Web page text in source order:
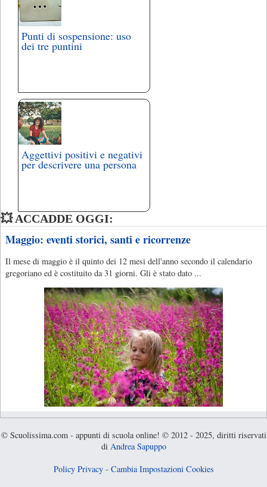
Punti di sospensione: uso
dei tre puntini
Aggettivi positivi e negativi
per descrivere una persona
💥 ACCADDE OGGI:
Maggio: eventi storici, santi e ricorrenze
Il mese di maggio è il quinto dei 12 mesi dell'anno secondo il calendario
gregoriano ed è costituito da 31 giorni. Gli è stato dato ...
© Scuolissima.com - appunti di scuola online! © 2012 - 2025, diritti riservati
di Andrea Sapuppo
Policy Privacy- Cambia Impostazioni Cookies